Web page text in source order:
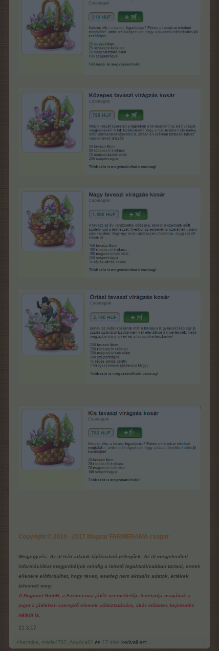
Copyright © 2010 - 2017 Magyar FARMERAMA csapat
Megjegyzés: Az itt leírt adatok tájékoztató jellegűek. Az itt megjelenített
információkat megpróbáljuk mindig a lehető legaktuálisabban tartani, ennek
ellenére előfordulhat, hogy téves, esetleg nem aktuális adatok, értékek
jelennek meg.
A Bigpoint GmbH, a Farmerama játék üzemeltetője fenntartja magának a
jogot a játékban szereplő elemek változtatására, akár előzetes bejelentés
nélkül is.
21.3.17
shermina mária4702 Anyóca61 és 17 más kedveli ezt.